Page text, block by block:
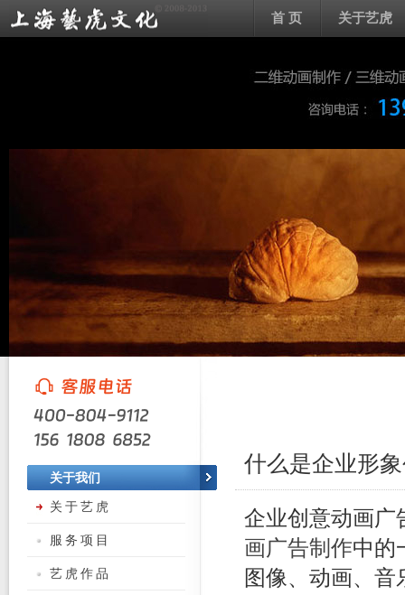
首 页 关于艺虎
什么是企业形
企业创意动画广
画广告制作中的
图像、动画、
关于我们
关于艺虎
服务项目
艺虎作品